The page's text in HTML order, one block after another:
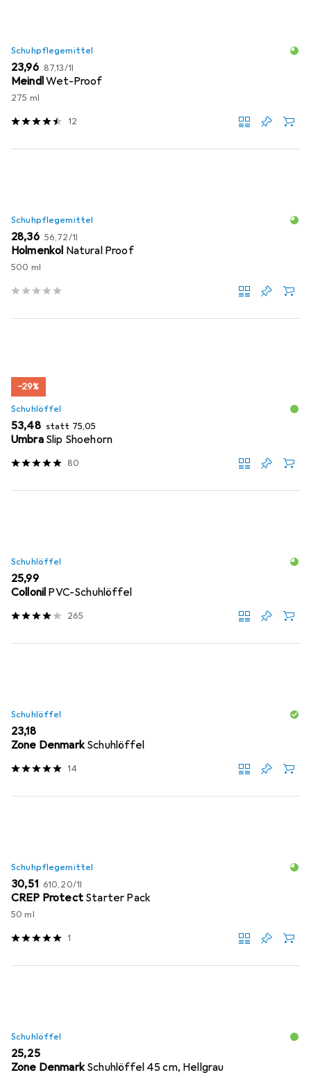
Schuhpflegemittel
EUR
23,96 EUR
87,13/1l
MeindlWet-Proof
275 ml
12
Schuhpflegemittel
EUR
28,36 EUR
56,72/1l
Holmenkol Natural Proof
500 ml
−29%
Schuhlöffel
EUR
53,48 statt EUR
75,05
Umbra Slip Shoehorn
80
Schuhlöffel
EUR
25,99
Collonil PVC-Schuhlöffel
265
Schuhlöffel
EUR
23,18
Zone Denmark Schuhlöffel
14
Schuhpflegemittel
EUR
30,51 EUR
610,20/1l
CREP Protect Starter Pack
50 ml
1
Schuhlöffel
EUR
25,25
Zone Denmark Schuhlöffel 45 cm, Hellgrau